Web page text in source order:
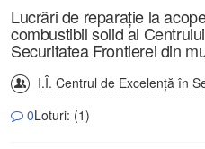
Lucrări de reparație la
combustibil solid al
Securitatea Frontierei din
I.Î. Centrul de Excelență în
0Loturi: (1)